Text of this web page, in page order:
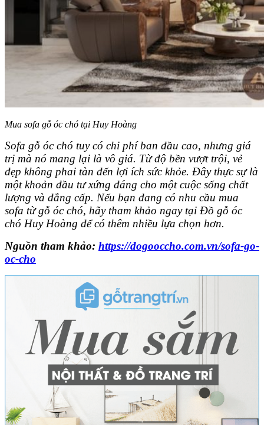
Mua sofa gỗ óc chó tại Huy Hoàng
Sofa gỗ óc chó tuy có chi phí ban đầu cao, nhưng giá
trị mà nó mang lại là vô giá. Từ độ bền vượt trội, vẻ
đẹp không phai tàn đến lợi ích sức khỏe. Đây thực sự là
một khoản đầu tư xứng đáng cho một cuộc sống chất
lượng và đẳng cấp. Nếu bạn đang có nhu cầu mua
sofa từ gỗ óc chó, hãy tham khảo ngay tại Đồ gỗ óc
chó Huy Hoàng để có thêm nhiều lựa chọn hơn.
Nguồn tham khảo: https://dogooccho.com.vn/sofa-go-
oc-cho